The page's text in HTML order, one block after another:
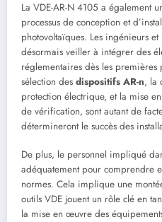
La VDE-AR-N 4105 a également
processus de conception et
photovoltaïques. Les ingénieurs
désormais veiller à intégrer des
réglementaires dès les premières
sélection des dispositifs AR-n, la
protection électrique, et la mise
de vérification, sont autant de
détermineront le succès des
De plus, le personnel impliqué
adéquatement pour comprendre
normes. Cela implique une
outils VDE jouent un rôle clé en
la mise en œuvre des